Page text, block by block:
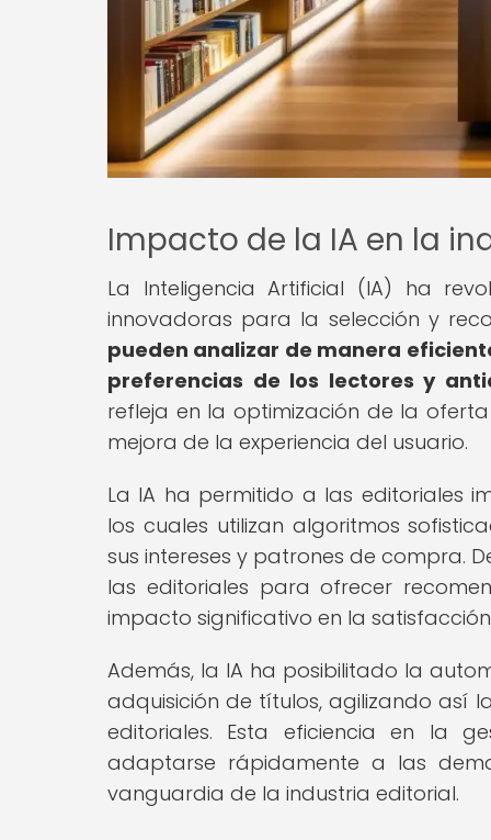
Impacto de la IA en la
La Inteligencia Artificial (IA) ha
innovadoras para la selección y
pueden analizar de manera
preferencias de los lectores y
refleja en la optimización de la
mejora de la experiencia del usuario.
La IA ha permitido a las editoriales
los cuales utilizan algoritmos
sus intereses y patrones de compra.
las editoriales para ofrecer
impacto significativo en la
Además, la IA ha posibilitado la
adquisición de títulos, agilizando así
editoriales. Esta eficiencia en la
adaptarse rápidamente a las
vanguardia de la industria editorial.